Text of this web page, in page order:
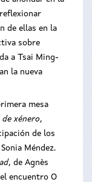
de ellas en la
sobre
a Tsai Ming-
la nueva
mesa
de xénero,
de los
Méndez.
, de Agnès
encuentro O